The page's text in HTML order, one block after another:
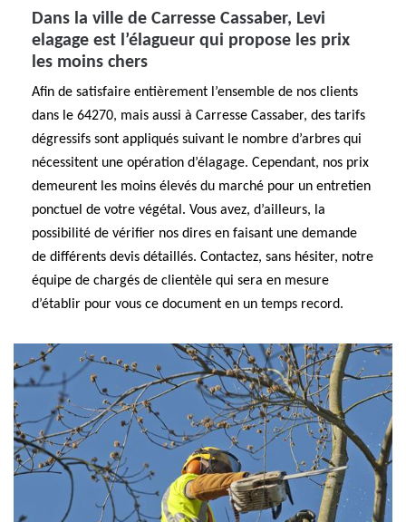
Dans la ville de Carresse Cassaber, Levi
elagage est l’élagueur qui propose les prix
les moins chers
Afin de satisfaire entièrement l’ensemble de nos clients
dans le 64270, mais aussi à Carresse Cassaber, des tarifs
dégressifs sont appliqués suivant le nombre d’arbres qui
nécessitent une opération d’élagage. Cependant, nos prix
demeurent les moins élevés du marché pour un entretien
ponctuel de votre végétal. Vous avez, d’ailleurs, la
possibilité de vérifier nos dires en faisant une demande
de différents devis détaillés. Contactez, sans hésiter, notre
équipe de chargés de clientèle qui sera en mesure
d’établir pour vous ce document en un temps record.